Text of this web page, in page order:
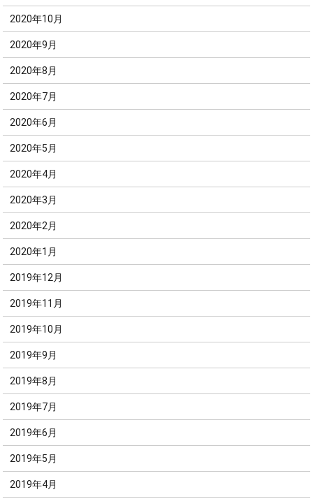
2020年10月
2020年9月
2020年8月
2020年7月
2020年6月
2020年5月
2020年4月
2020年3月
2020年2月
2020年1月
2019年12月
2019年11月
2019年10月
2019年9月
2019年8月
2019年7月
2019年6月
2019年5月
2019年4月